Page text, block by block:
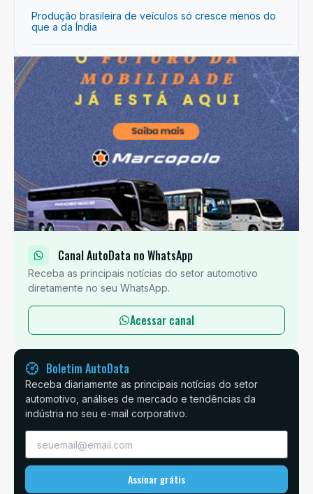
Produção brasileira de veículos só cresce menos do
que a da Índia
Canal AutoData no WhatsApp
Receba as principais notícias do setor automotivo
diretamente no seu WhatsApp.
Acessar canal
Boletim AutoData
Receba diariamente as principais notícias do setor
automotivo, análises de mercado e tendências da
indústria no seu e-mail corporativo.
Assinar grátis